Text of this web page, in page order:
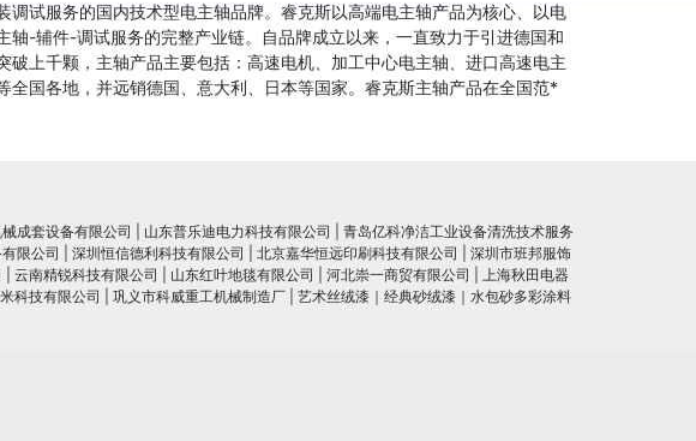
试服务的国内技术型电主轴品牌。睿克斯以高端电主轴产品为核心、以电
-辅件-调试服务的完整产业链。自品牌成立以来，一直致力于引进德国和
上千颗，主轴产品主要包括：高速电机、加工中心电主轴、进口高速电主
国各地，并远销德国、意大利、日本等国家。睿克斯主轴产品在全国范*
成套设备有限公司 山东普乐迪电力科技有限公司
青岛亿科净洁工业设备清洗技术服务
限公司 深圳恒信德利科技有限公司 北京嘉华恒远印刷科技有限公司
深圳市班邦服饰
云南精锐科技有限公司 山东红叶地毯有限公司 河北崇一商贸有限公司
上海秋田电器
科技有限公司 巩义市科威重工机械制造厂
艺术丝绒漆｜经典砂绒漆｜水包砂多彩涂料